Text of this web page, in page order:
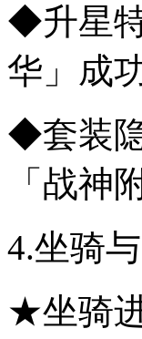
◆升星
华」成
◆套装
「战神
4.坐骑
★坐骑